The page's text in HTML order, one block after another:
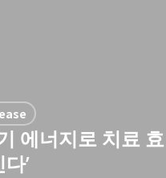
에너지로 치료 효
’